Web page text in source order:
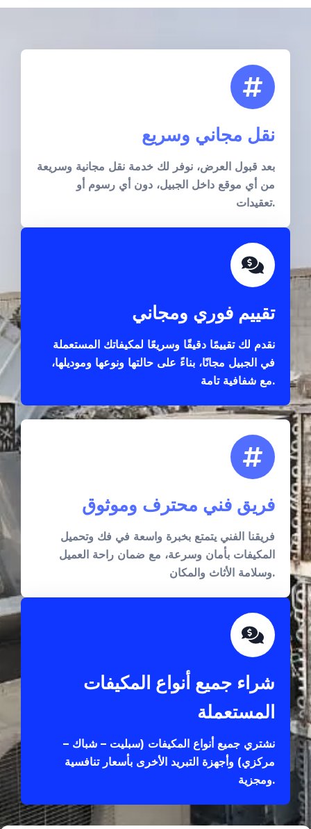
نقل مجاني وسريع
بعد قبول العرض، نوفر لك خدمة نقل مجانية وسريعة
من أي موقع داخل الجبيل، دون أي رسوم أو
تعقيدات.
تقييم فوري ومجاني
نقدم لك تقييمًا دقيقًا وسريعًا لمكيفاتك المستعملة
في الجبيل مجانًا، بناءً على حالتها ونوعها وموديلها،
مع شفافية تامة.
فريق فني محترف وموثوق
فريقنا الفني يتمتع بخبرة واسعة في فك وتحميل
المكيفات بأمان وسرعة، مع ضمان راحة العميل
وسلامة الأثاث والمكان.
شراء جميع أنواع المكيفات
المستعملة
نشتري جميع أنواع المكيفات (سبليت – شباك –
مركزي) وأجهزة التبريد الأخرى بأسعار تنافسية
ومجزية.